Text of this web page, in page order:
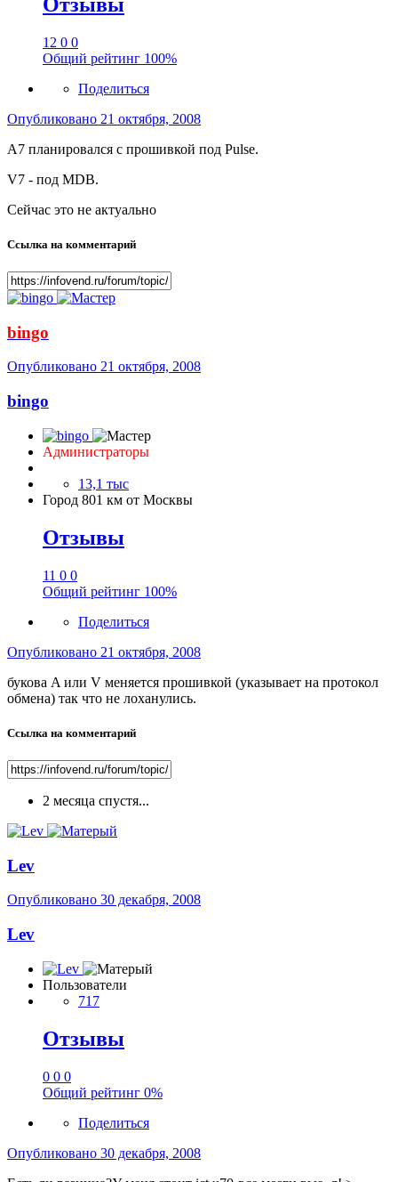
12 0 0
Общий рейтинг 100%
Поделиться
Опубликовано 21 октября, 2008
А7 планировался с прошивкой под Pulse.
V7 - под MDB.
Сейчас это не актуально
Ссылка на комментарий
bingo
Опубликовано 21 октября, 2008
bingo
Администраторы
13,1 тыс
Город 801 км от Москвы
Отзывы
11 0 0
Общий рейтинг 100%
Поделиться
Опубликовано 21 октября, 2008
букова A или V меняется прошивкой (указывает на протокол
обмена) так что не лоханулись.
Ссылка на комментарий
2 месяца спустя...
Lev
Опубликовано 30 декабря, 2008
Lev
Пользователи
717
Отзывы
0 0 0
Общий рейтинг 0%
Поделиться
Опубликовано 30 декабря, 2008